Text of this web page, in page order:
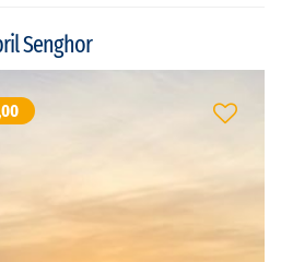
Senghor
Réserve Naturelle de Palmarin
Durată: 2h